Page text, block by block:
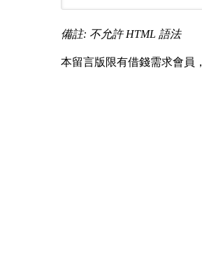
備註: 不允許 HTML 語法
本留言版限有借錢需求會員，